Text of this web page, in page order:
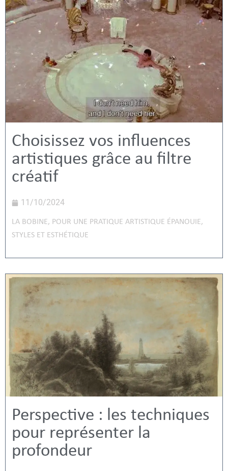
Choisissez vos influences
artistiques grâce au filtre
créatif
11/10/2024
LA BOBINE, POUR UNE PRATIQUE ARTISTIQUE ÉPANOUIE,
STYLES ET ESTHÉTIQUE
Perspective : les techniques
pour représenter la
profondeur